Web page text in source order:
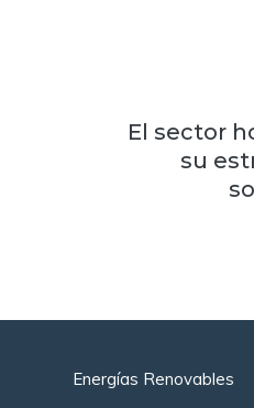
El sector
su
Energías Renovables